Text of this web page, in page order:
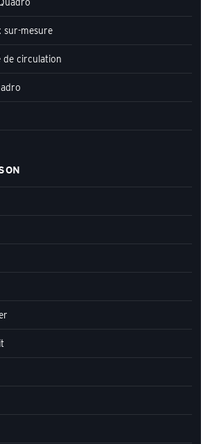
sur-mesure
de circulation